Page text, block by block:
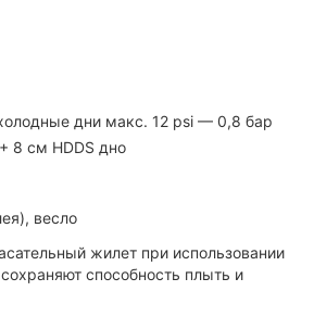
дни макс. 12 psi — 0,8 бар
8 см HDDS дно
весло
жилет при использовании
способность плыть и